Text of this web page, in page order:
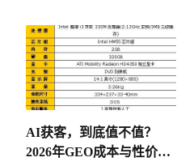
AI获客，到底值不值？
2026年GEO成本与性价比